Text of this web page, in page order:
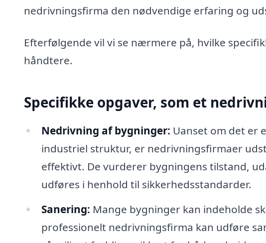
nedrivningsfirma den nødvendige erfaring og
Efterfølgende vil vi se nærmere på, hvilke
håndtere.
Specifikke opgaver, som et
Nedrivning af bygninger: Uanset om det er
industriel struktur, er nedrivningsfirmaer
effektivt. De vurderer bygningens tilstand,
udføres i henhold til sikkerhedsstandarder.
Sanering: Mange bygninger kan indeholde
professionelt nedrivningsfirma kan udføre